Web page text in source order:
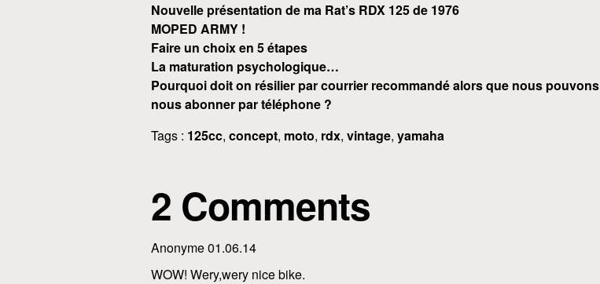
Nouvelle présentation de ma Rat’s RDX 125 de 1976
MOPED ARMY !
Faire un choix en 5 étapes
La maturation psychologique…
Pourquoi doit on résilier par courrier recommandé alors que nous pouvons
nous abonner par téléphone ?
Tags : 125cc, concept, moto, rdx, vintage, yamaha
2 Comments
Anonyme 01.06.14
WOW! Wery,wery nice bike.